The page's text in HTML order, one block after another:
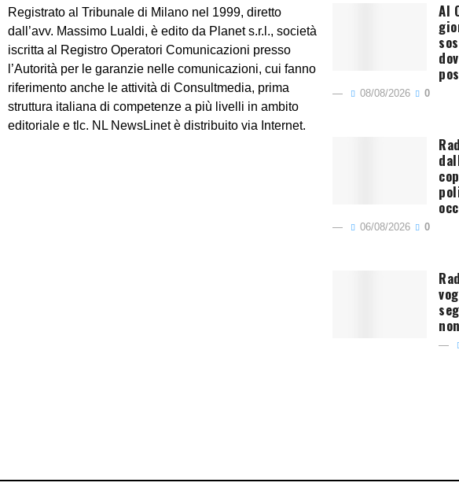
Registrato al Tribunale di Milano nel 1999, diretto
dall’avv. Massimo Lualdi, è edito da Planet s.r.l., società
iscritta al Registro Operatori Comunicazioni presso
l’Autorità per le garanzie nelle comunicazioni, cui fanno
riferimento anche le attività di Consultmedia, prima
struttura italiana di competenze a più livelli in ambito
editoriale e tlc. NL NewsLinet è distribuito via Internet.
AI
08/08/2026 0
06/08/2026 0